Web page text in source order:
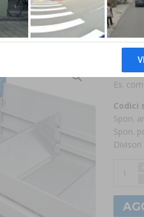
Es.
Codici
Spon.
Spon.
Divisori